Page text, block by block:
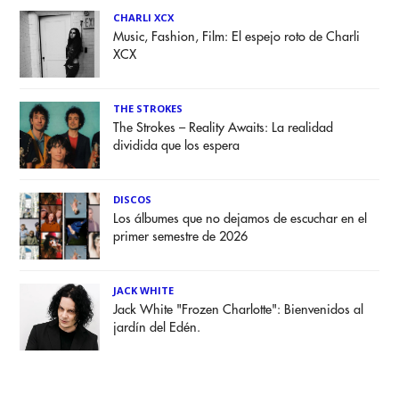
CHARLI XCX
Music, Fashion, Film: El espejo roto de Charli
XCX
THE STROKES
The Strokes – Reality Awaits: La realidad
dividida que los espera
DISCOS
Los álbumes que no dejamos de escuchar en el
primer semestre de 2026
JACK WHITE
Jack White "Frozen Charlotte": Bienvenidos al
jardín del Edén.